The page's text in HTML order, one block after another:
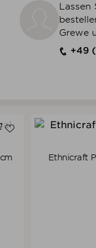
Lassen
Grewe
+49
Ethnicraft